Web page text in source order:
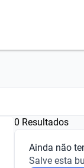
0 Resultados
Ainda não
Salve esta